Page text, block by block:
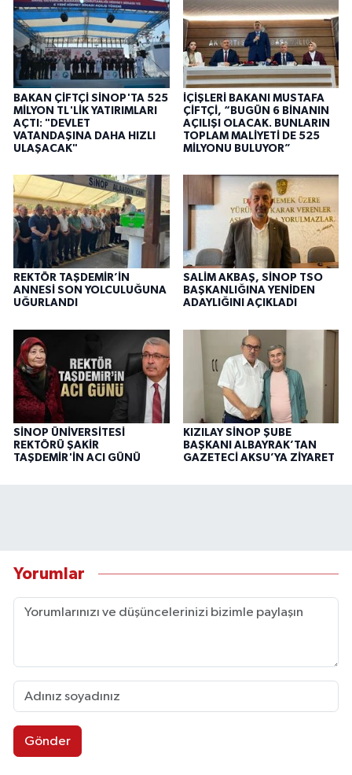
BAKAN ÇİFTÇİ SİNOP'TA 525
MİLYON TL'LİK YATIRIMLARI
AÇTI: "DEVLET
VATANDAŞINA DAHA HIZLI
ULAŞACAK"
İÇİŞLERİ BAKANI MUSTAFA
ÇİFTÇİ, “BUGÜN 6 BİNANIN
AÇILIŞI OLACAK. BUNLARIN
TOPLAM MALİYETİ DE 525
MİLYONU BULUYOR”
REKTÖR TAŞDEMİR’İN
ANNESİ SON YOLCULUĞUNA
UĞURLANDI
SALİM AKBAŞ, SİNOP TSO
BAŞKANLIĞINA YENİDEN
ADAYLIĞINI AÇIKLADI
SİNOP ÜNİVERSİTESİ
REKTÖRÜ ŞAKİR
TAŞDEMİR'İN ACI GÜNÜ
KIZILAY SİNOP ŞUBE
BAŞKANI ALBAYRAK’TAN
GAZETECİ AKSU’YA ZİYARET
Yorumlar
Gönder